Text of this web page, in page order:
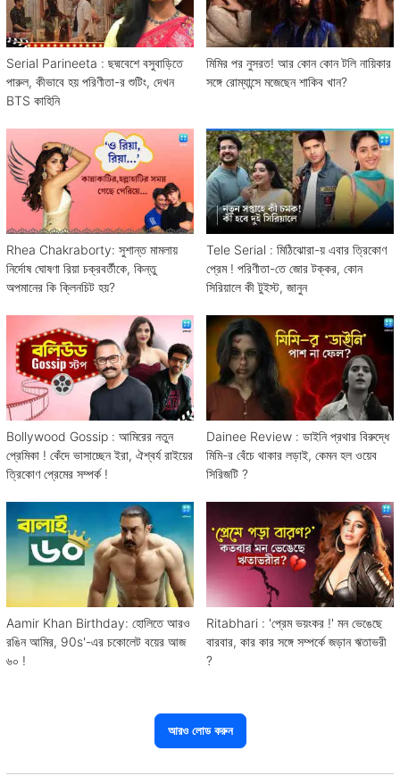
Serial Parineeta : ছদ্মবেশে বসুবাড়িতে
পারুল, কীভাবে হয় পরিণীতা-র শুটিং, দেখন
BTS কাহিনি
মিমির পর নুসরত! আর কোন কোন টলি নায়িকার
সঙ্গে রোম্যান্সে মজেছেন শাকিব খান?
Rhea Chakraborty: সুশান্ত মামলায়
নির্দোষ ঘোষণা রিয়া চক্রবর্তীকে, কিন্তু
অপমানের কি ক্লিনচিট হয়?
Tele Serial : মিঠিঝোরা-য় এবার ত্রিকোণ
প্রেম ! পরিণীতা-তে জোর টক্কর, কোন
সিরিয়ালে কী টুইস্ট, জানুন
Bollywood Gossip : আমিরের নতুন
প্রেমিকা ! কেঁদে ভাসাচ্ছেন ইরা, ঐশ্বর্য রাইয়ের
ত্রিকোণ প্রেমের সম্পর্ক !
Dainee Review : ডাইনি প্রথার বিরুদ্ধে
মিমি-র বেঁচে থাকার লড়াই, কেমন হল ওয়েব
সিরিজটি ?
Aamir Khan Birthday: হোলিতে আরও
রঙিন আমির, 90s'-এর চকোলেট বয়ের আজ
৬০ !
Ritabhari : 'প্রেম ভয়ংকর !' মন ভেঙেছে
বারবার, কার কার সঙ্গে সম্পর্কে জড়ান ঋতাভরী
?
আরও লোড করুন